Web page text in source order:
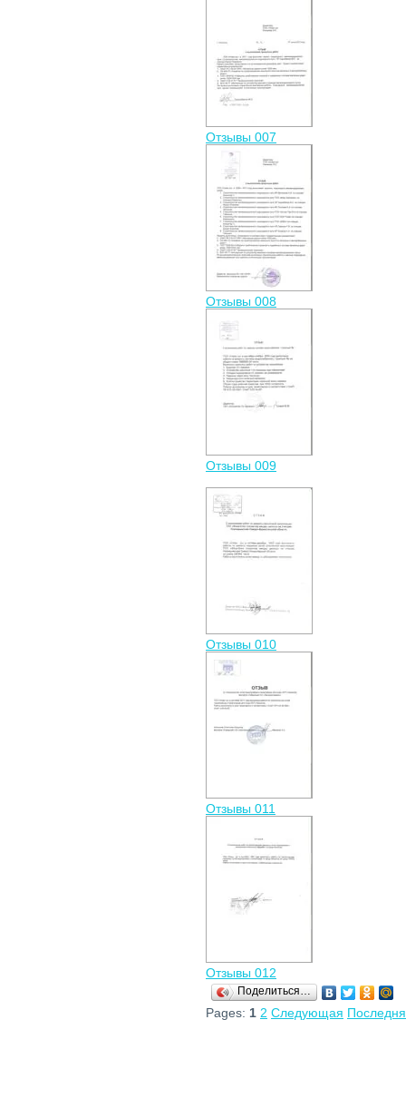
Отзывы 007
Отзывы 008
Отзывы 009
Отзывы 010
Отзывы 011
Отзывы 012
Поделиться…
Pages: 1 2 Следующая